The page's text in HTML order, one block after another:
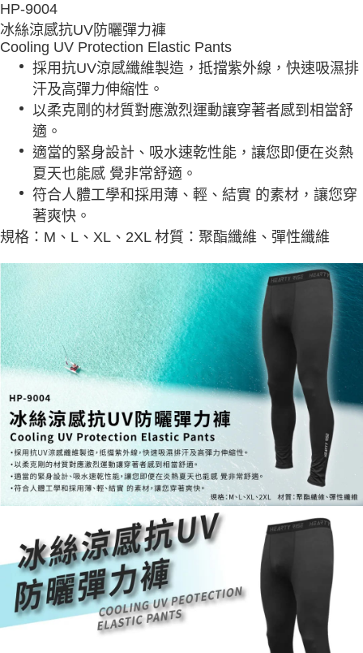
匯豐（台灣）商業銀行
聯邦商業銀行
元大商業銀行
永豐商業銀行
玉山商業銀行
星展（台灣）商業銀行
台新國際商業銀行
台灣樂天信用卡公司
悠遊付
大哥付你分期
相關說明
【大哥付你分期使用說明】
1.本服務由台灣大哥大提供，台灣大哥大用戶可立即使用無須另外申請。
2.付款方式選擇「大哥付你分期」，訂單成立後會自動跳轉到大哥付的交易
流程，驗證手機門號後，選擇欲分期的期數、繳款截止日，確認付款後即完
成交易。
3.實際核准額度、可分期數及費用金額請依後續交易確認頁面所載為準。
4.訂單成立30分鐘內，如未前往確認交易或遇審核未通過，訂單將自動取
消。如遇「轉專審核」未通過狀況，表示未達大哥付你分期系統評分，恕無
法說明評估內容。
【繳款方式說明】
1.分期款項不併入電信帳單，「大哥付你分期」於每月結算日後寄送繳費提
2.透過簡訊連結打開帳單後，可選擇「超商條碼／台灣大直營門市／銀行轉
帳／街口支付／iPASS MONEY」等通路繳費。
【注意事項】
1.本服務係由「台灣大哥大股份有限公司」（以下簡稱本公司）所提供，讓
用戶於交易時，得透過本服務購買商品或服務，並由商店將買賣／分期付款
買賣價金債權讓與本公司後，依約使用本公司帳單繳交帳款。
2.基於同意付款使用「大哥付你分期」之契約關係目的，商店將以您的個人
資料（包含姓名、電話或地址）提供予台灣大哥大進項蒐集、處理及利用，
由本公司與您本人進行分期帳單所需資料之確認、核對及更正。
3.完整用戶服務條款，請詳閱以下連結： https://oppay.tw/userRule
AFTEE先享後付
相關說明
【關於「AFTEE先享後付」】
AFTEE先享後付是「在收到商品之後才付款」的支付方式。 讓您購物簡單
便利好安心！
１．簡單：不需註冊會員、不需綁卡、不需儲值。
２．便利：只要手機號碼，簡訊認證，即可結帳。
３．安心：先確認商品／服務後，再付款。
【「AFTEE先享後付」結帳流程】
結帳頁面，進行簡訊認證並確認金額後，即可完成結帳。
２．訂單成立數日內，您將收到繳費通知簡訊。
３．收到繳費通知簡訊後14天內，點擊此簡訊中的連結，可透過四大超商／
ATM／網路銀行／等多元方式進行付款，方視為交易完成。
※ 請注意：結帳手續完成當下不需立刻繳費，但若您需要取消訂單，請聯絡
購買商品的店家。未經商家同意取消之訂單仍視為有效，需透過AFTEE先享
後付繳納相關費用。
※ 交易是否成功請以「AFTEE先享後付 」之結帳頁面顯示為準，若有關於
是否繳費成功／繳費後需取消欲退款等相關疑問，請聯繫「AFTEE先享後付
客戶支援中心」
https://netprotections.freshdesk.com/support/home
【注意事項】
１．透過由恩沛科技股份有限公司提供之「AFTEE先享後付」服務完成之交
易，需依本服務之必要範圍內提供個人資料，並將交易相關給付款項請求債
權轉讓予恩沛科技股份有限公司。
２．關於個人資料處理事宜，請瀏覽以下網址：
https://aftee.tw/terms/#terms3
３．未成年的使用者請事先徵得法定代理人或監護人之同意方可使用
「AFTEE先享後付」，若未經同意申辦者引起之損失，本公司不負相關責
任。
４．使用「AFTEE先享後付」時，將依據個別帳號之用戶狀況，依本公司即
時審查核予不同之上限額度；若仍有額度不足之情形，本公司將視審查結果
請求用戶進行身份認證。
５．嚴禁一人註冊多個帳號或使用他人資訊註冊。若發現惡意使用之情形，
恩沛科技股份有限公司將有權停止該用戶之使用額度並採取法律行動。
ATM付款
貨到付款
運送方式
每筆NT$60，滿NT$1,200(含以上)免運費
付款後全家取貨
每筆NT$60，滿NT$1,200(含以上)免運費
7-11取貨付款
每筆NT$60，滿NT$1,200(含以上)免運費
付款後7-11取貨
每筆NT$60，滿NT$1,200(含以上)免運費
一般宅配（門市自取請勿下單，請聯繫客服）
每筆NT$100，滿NT$2,000(含以上)免運費
每筆NT$200，滿NT$2,000(含以上)免運費
貨到付款（門市自取請勿下單，請聯繫客服）
每筆NT$200，滿NT$3,000(含以上)免運費
國家/地區配送(**下單前請私訊客服確認實際運費(運費另
計)，訂單才得以成立**)
查看運費
HP-9004
冰絲涼感抗UV防曬彈力褲
Cooling UV Protection Elastic Pants
採用抗UV涼感纖維製造，抵擋紫外線，快速吸濕排
汗及高彈力伸縮性。
以柔克剛的材質對應激烈運動讓穿著者感到相當舒
適。
適當的緊身設計、吸水速乾性能，讓您即便在炎熱
夏天也能感 覺非常舒適。
符合人體工學和採用薄、輕、結實 的素材，讓您穿
著爽快。
規格：M、L、XL、2XL 材質：聚酯纖維、彈性纖維